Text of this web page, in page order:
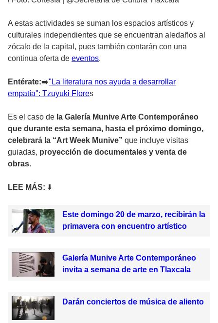
A estas actividades se suman los espacios artísticos y
culturales independientes que se encuentran aledaños al
zócalo de la capital, pues también contarán con una
continua oferta de eventos.
Entérate:➡️"La literatura nos ayuda a desarrollar
empatía": Tzuyuki Flores
Es el caso de la Galería Munive Arte Contemporáneo
que durante esta semana, hasta el próximo domingo,
celebrará la “Art Week Munive” que incluye visitas
guiadas, proyección de documentales y venta de
obras.
LEE MÁS: ⬇️
Este domingo 20 de marzo, recibirán la
primavera con encuentro artístico
Galería Munive Arte Contemporáneo
invita a semana de arte en Tlaxcala
Darán conciertos de música de aliento